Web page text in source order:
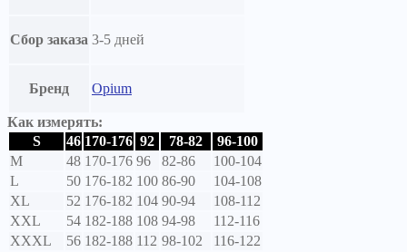
Сбор заказа 3-5 дней
Бренд Opium
Как измерять:
S
46 170-176 92 78-82
96-100
M
48 170-176 96 82-86
100-104
L
50 176-182 100 86-90
104-108
XL
52 176-182 104 90-94
108-112
XXL
54 182-188 108 94-98
112-116
XXXL
56 182-188 112 98-102
116-122